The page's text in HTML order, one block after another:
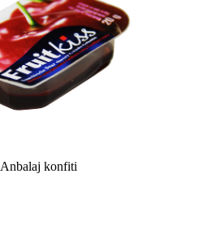
Anbalaj konfiti